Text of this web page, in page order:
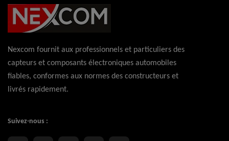
Nexcom fournit aux professionnels et particuliers des
capteurs et composants électroniques automobiles
fiables, conformes aux normes des constructeurs et
livrés rapidement.
Suivez-nous :